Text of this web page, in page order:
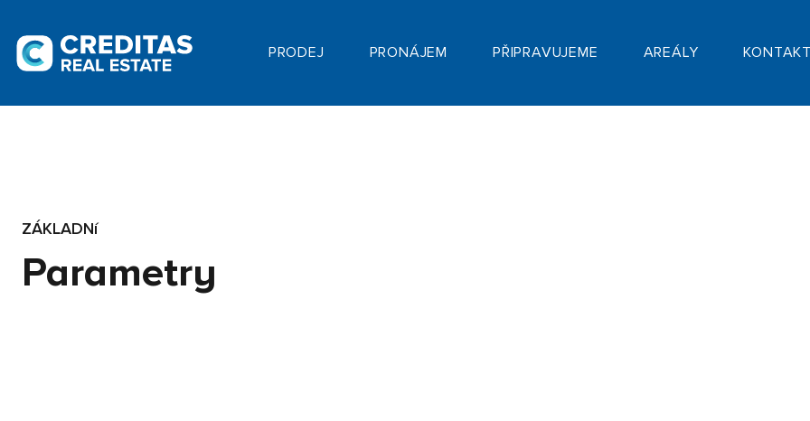
PRODEJ PRONÁJEM PŘIPRAVUJEME AREÁLY
ZÁKLADNí
Parametry